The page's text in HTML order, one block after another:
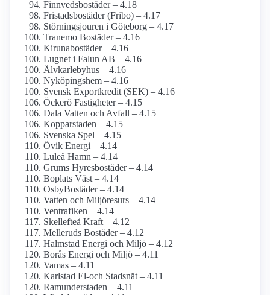
Finnvedsbostäder – 4.18
Fristadsbostäder (Fribo) – 4.17
Störningsjouren i Göteborg – 4.17
Tranemo Bostäder – 4.16
Kirunabostäder – 4.16
Lugnet i Falun AB – 4.16
Älvkarlebyhus – 4.16
Nyköpingshem – 4.16
Svensk Exportkredit (SEK) – 4.16
Öckerö Fastigheter – 4.15
Dala Vatten och Avfall – 4.15
Kopparstaden – 4.15
Svenska Spel – 4.15
Övik Energi – 4.14
Luleå Hamn – 4.14
Grums Hyresbostäder – 4.14
Boplats Väst – 4.14
OsbyBostäder – 4.14
Vatten och Miljöresurs – 4.14
Ventrafiken – 4.14
Skellefteå Kraft – 4.12
Melleruds Bostäder – 4.12
Halmstad Energi och Miljö – 4.12
Borås Energi och Miljö – 4.11
Vamas – 4.11
Karlstad El-och Stadsnät – 4.11
Ramunderstaden – 4.11